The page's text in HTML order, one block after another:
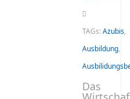
TAGs:Azubis,
Ausbildung,
Das